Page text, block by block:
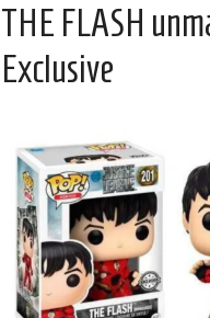
THE FLASH
Exclusive